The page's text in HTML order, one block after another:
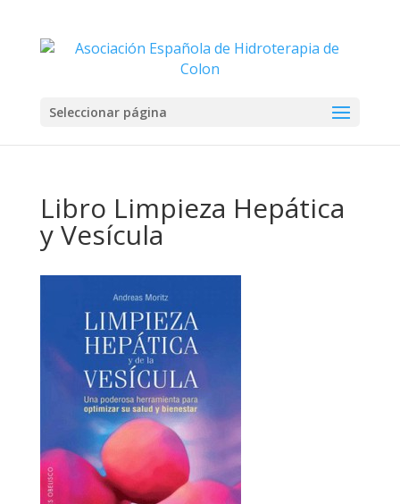
Seleccionar página
Libro Limpieza Hepática
y Vesícula